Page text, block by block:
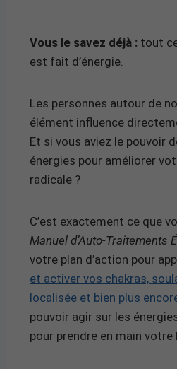
Vous le savez déjà : tout
est fait d’énergie.
Les personnes autour de
élément influence
Et si vous aviez le pouvoir
énergies pour améliorer
radicale ?
C’est exactement ce que
Manuel d’Auto-Traitements
votre plan d’action pour
et activer vos chakras,
localisée et bien plus
pouvoir agir sur les
pour prendre en main votre